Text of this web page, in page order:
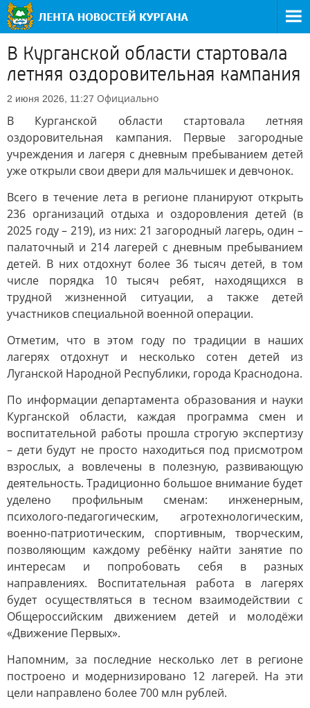
В Курганской области стартовала
летняя оздоровительная кампания
2 июня 2026, 11:27 Официально
В Курганской области стартовала летняя
оздоровительная кампания. Первые загородные
учреждения и лагеря с дневным пребыванием детей
уже открыли свои двери для мальчишек и девчонок.
Всего в течение лета в регионе планируют открыть
236 организаций отдыха и оздоровления детей (в
2025 году – 219), из них: 21 загородный лагерь, один –
палаточный и 214 лагерей с дневным пребыванием
детей. В них отдохнут более 36 тысяч детей, в том
числе порядка 10 тысяч ребят, находящихся в
трудной жизненной ситуации, а также детей
участников специальной военной операции.
Отметим, что в этом году по традиции в наших
лагерях отдохнут и несколько сотен детей из
Луганской Народной Республики, города Краснодона.
По информации департамента образования и науки
Курганской области, каждая программа смен и
воспитательной работы прошла строгую экспертизу
– дети будут не просто находиться под присмотром
взрослых, а вовлечены в полезную, развивающую
деятельность. Традиционно большое внимание будет
уделено профильным сменам: инженерным,
психолого-педагогическим, агротехнологическим,
военно-патриотическим, спортивным, творческим,
позволяющим каждому ребёнку найти занятие по
интересам и попробовать себя в разных
направлениях. Воспитательная работа в лагерях
будет осуществляться в тесном взаимодействии с
Общероссийским движением детей и молодёжи
«Движение Первых».
Напомним, за последние несколько лет в регионе
построено и модернизировано 12 лагерей. На эти
цели направлено более 700 млн рублей.